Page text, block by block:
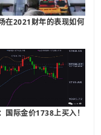
在2021财年的表现如何
国际金价1738上买入！